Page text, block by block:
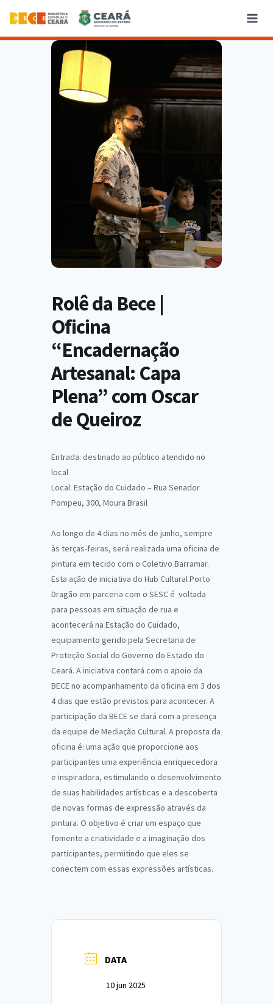
Rolê da Bece |
Oficina
“Encadernação
Artesanal: Capa
Plena” com Oscar
de Queiroz
Entrada: destinado ao público atendido no
local
Local: Estação do Cuidado – Rua Senador
Pompeu, 300, Moura Brasil
Ao longo de 4 dias no mês de junho, sempre
às terças-feiras, será realizada uma oficina de
pintura em tecido com o Coletivo Barramar.
Esta ação de iniciativa do Hub Cultural Porto
Dragão em parceria com o SESC é voltada
para pessoas em situação de rua e
acontecerá na Estação do Cuidado,
equipamento gerido pela Secretaria de
Proteção Social do Governo do Estado do
Ceará. A iniciativa contará com o apoio da
BECE no acompanhamento da oficina em 3 dos
4 dias que estão previstos para acontecer. A
participação da BECE se dará com a presença
da equipe de Mediação Cultural. A proposta da
oficina é: uma ação que proporcione aos
participantes uma experiência enriquecedora
e inspiradora, estimulando o desenvolvimento
de suas habilidades artísticas e a descoberta
de novas formas de expressão através da
pintura. O objetivo é criar um espaço que
fomente a criatividade e a imaginação dos
participantes, permitindo que eles se
conectem com essas expressões artísticas.
DATA
10 jun 2025